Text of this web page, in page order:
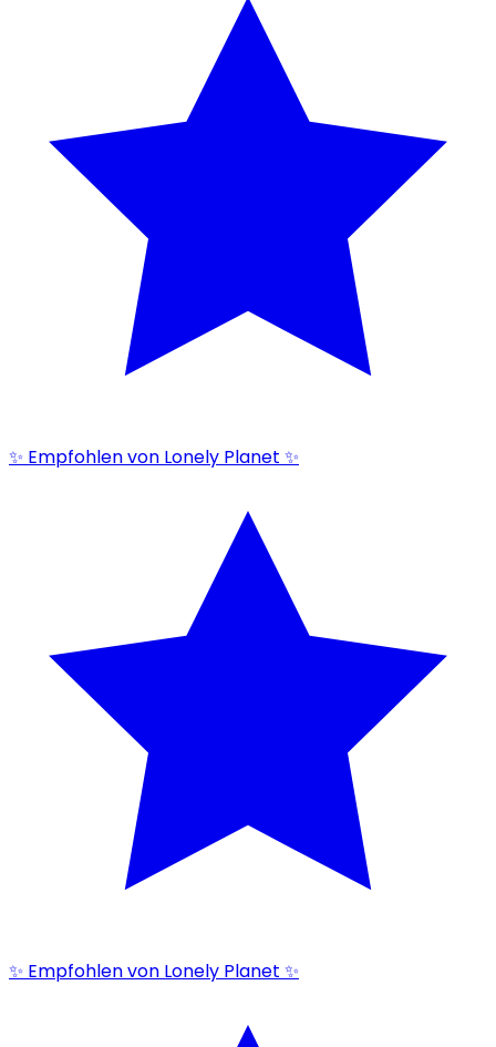
✨ Empfohlen von Lonely Planet ✨
✨ Empfohlen von Lonely Planet ✨